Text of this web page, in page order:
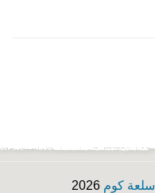
سلعة كوم